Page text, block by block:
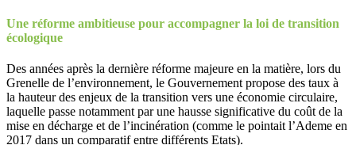
Une réforme ambitieuse pour accompagner la loi de transition
écologique
Des années après la dernière réforme majeure en la matière, lors du
Grenelle de l’environnement, le Gouvernement propose des taux à
la hauteur des enjeux de la transition vers une économie circulaire,
laquelle passe notamment par une hausse significative du coût de la
mise en décharge et de l’incinération (comme le pointait l’Ademe en
2017 dans un comparatif entre différents Etats).